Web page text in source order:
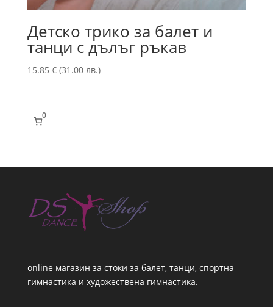
Детско трико за балет и
танци с дълъг ръкав
15.85 € (31.00 лв.)
0
online магазин за стоки за балет, танци, спортна
гимнастика и художествена гимнастика.